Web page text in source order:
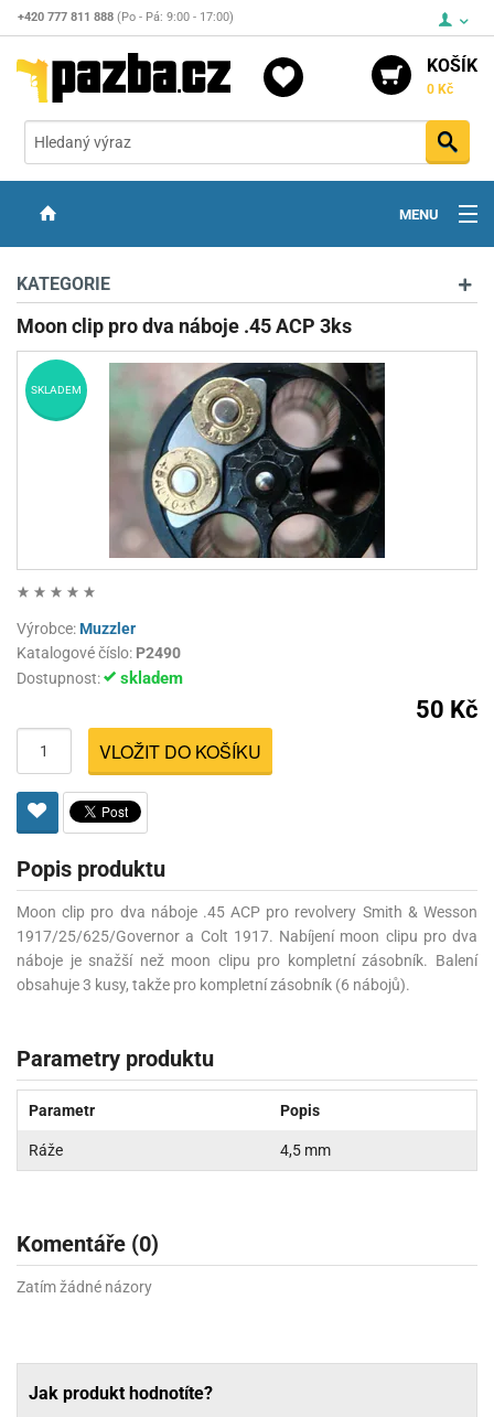
+420 777 811 888 (Po - Pá: 9:00 - 17:00)
KOŠÍK
0 Kč
MENU
STŘELIVO
PŘÍSLUŠENSTVÍ
DETEKTORY KOVŮ
KATEGORIE
Moon clip pro dva náboje .45 ACP 3ks
SKLADEM
Výrobce:Muzzler
Katalogové číslo: P2490
Dostupnost:
skladem
50 Kč
VLOŽIT DO KOŠÍKU
Popis produktu
Moon clip pro dva náboje .45 ACP pro revolvery Smith & Wesson
1917/25/625/Governor a Colt 1917. Nabíjení moon clipu pro dva
náboje je snažší než moon clipu pro kompletní zásobník. Balení
obsahuje 3 kusy, takže pro kompletní zásobník (6 nábojů).
Parametry produktu
Parametr Popis
Ráže 4,5 mm
Komentáře (0)
Zatím žádné názory
Jak produkt hodnotíte?